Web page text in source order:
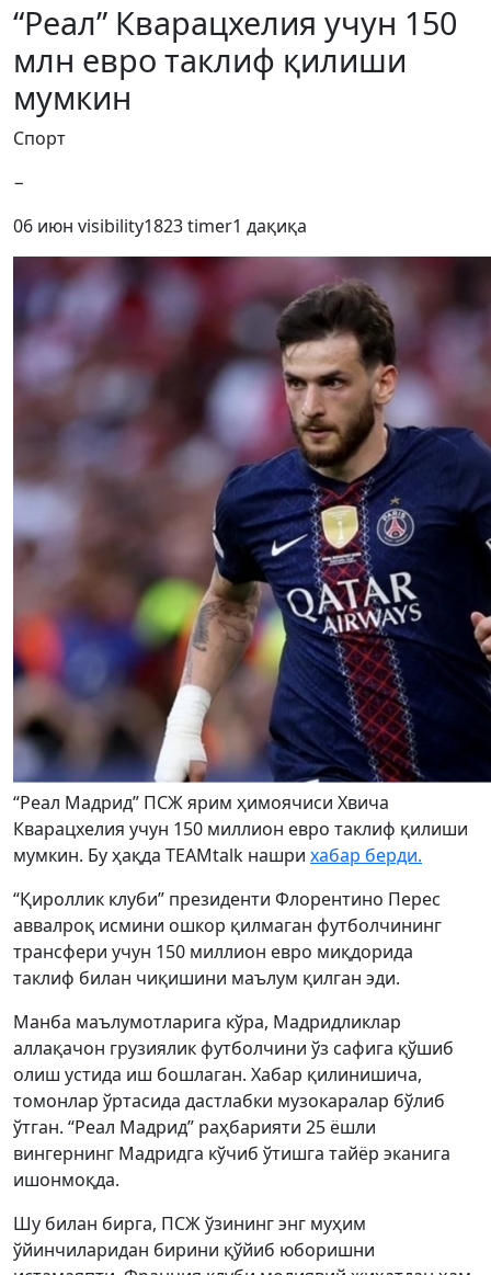
“Реал” Кварацхелия учун 150
млн евро таклиф қилиши
мумкин
Спорт
−
06 июн visibility1823timer1 дақиқа
“Реал Мадрид” ПСЖ ярим ҳимоячиси Хвича
Кварацхелия учун 150 миллион евро таклиф қилиши
мумкин. Бу ҳақда TEAMtalk нашри хабар берди.
“Қироллик клуби” президенти Флорентино Перес
аввалроқ исмини ошкор қилмаган футболчининг
трансфери учун 150 миллион евро миқдорида
таклиф билан чиқишини маълум қилган эди.
Манба маълумотларига кўра, Мадридликлар
аллақачон грузиялик футболчини ўз сафига қўшиб
олиш устида иш бошлаган. Хабар қилинишича,
томонлар ўртасида дастлабки музокаралар бўлиб
ўтган. “Реал Мадрид” раҳбарияти 25 ёшли
вингернинг Мадридга кўчиб ўтишга тайёр эканига
ишонмоқда.
Шу билан бирга, ПСЖ ўзининг энг муҳим
ўйинчиларидан бирини қўйиб юборишни